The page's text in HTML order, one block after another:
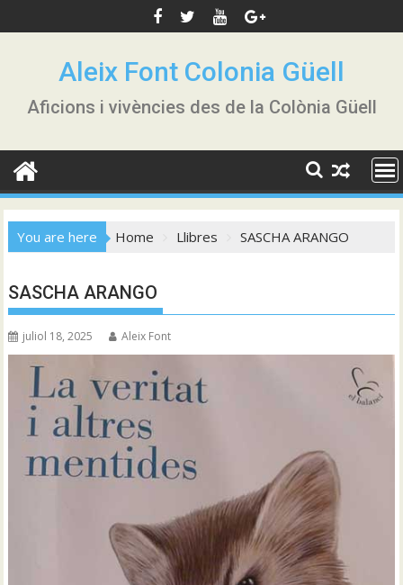
to
Aleix Font Colonia Güell
Aficions i vivències des de la Colònia Güell
You are here Home Llibres SASCHA ARANGO
SASCHA ARANGO
juliol 18, 2025 Aleix Font